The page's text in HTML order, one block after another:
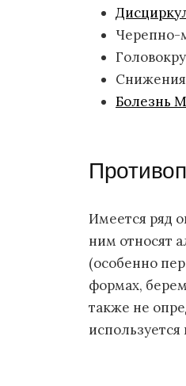
Черепно-
Снижения
Болезнь
Имеется ряд
ним относят
(особенно
формах,
также не
используется